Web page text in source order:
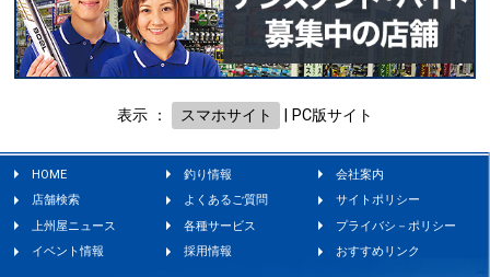
表示 ： スマホサイト PC版サイト
HOME 釣り情報
会社案内
店舗検索
よくあるご質問
サイトポリシー
上州屋ニュース
各種サービス
プライバシ－ポリシー
イベント情報
採用情報 おすすめリンク